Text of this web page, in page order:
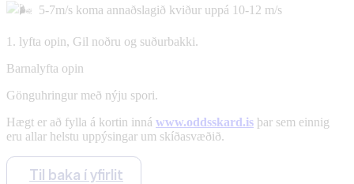
5-7m/s koma annaðslagið kviður uppá 10-12 m/s
1. lyfta opin, Gil noðru og suðurbakki.
Barnalyfta opin
Gönguhringur með nýju spori.
Hægt er að fylla á kortin inná www.oddsskard.is þar sem einnig
eru allar helstu uppýsingar um skíðasvæðið.
Til baka í yfirlit